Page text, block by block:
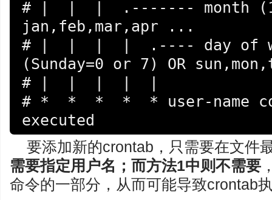
# |  |  |  .------- month (1
jan,feb,mar,apr ...
# |  |  |  |  .---- day of
(Sunday=0 or 7) OR
# |  |  |  |  |
# *  *  *  *  * user-name
要添加新的crontab，只需要在文件
需要指定用户名；而方法1中则不需要
命令的一部分，从而可能导致crontab